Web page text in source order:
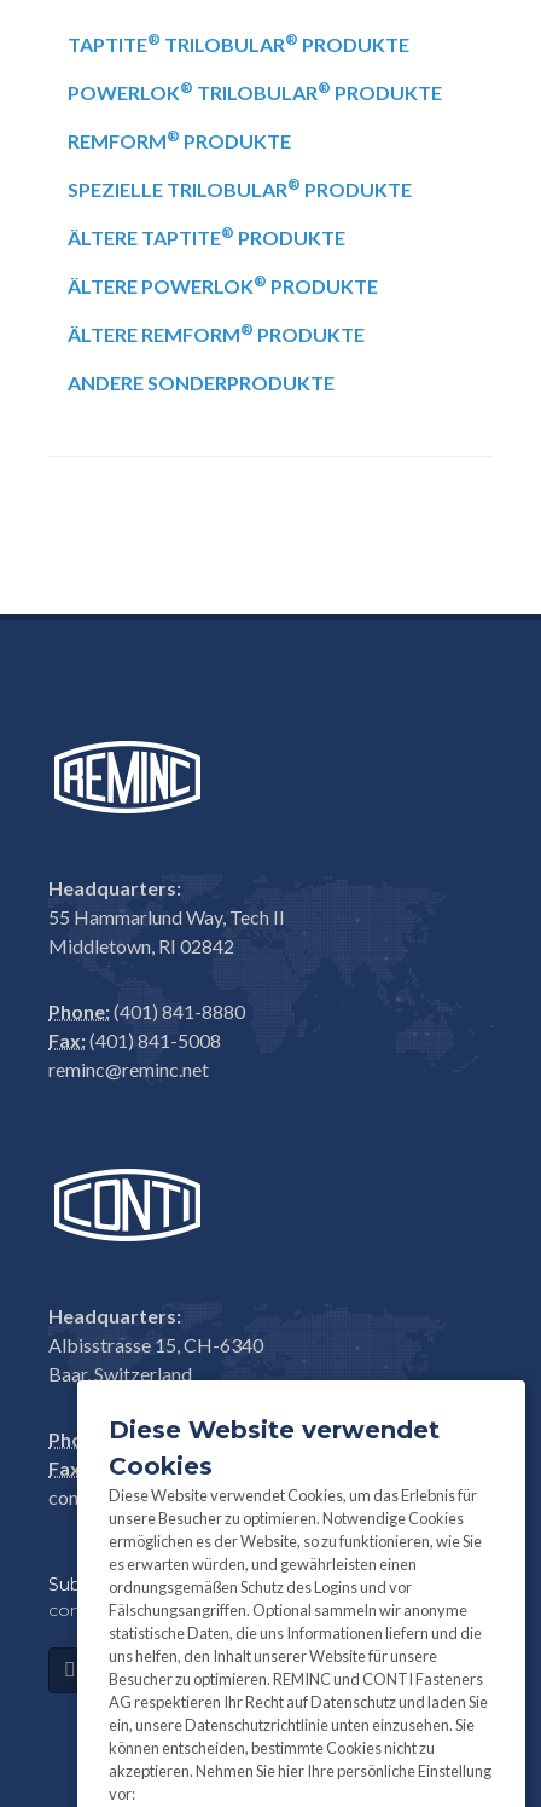
TAPTITE® TRILOBULAR® PRODUKTE
POWERLOK® TRILOBULAR® PRODUKTE
REMFORM® PRODUKTE
SPEZIELLE TRILOBULAR® PRODUKTE
ÄLTERE TAPTITE® PRODUKTE
ÄLTERE POWERLOK® PRODUKTE
ÄLTERE REMFORM® PRODUKTE
ANDERE SONDERPRODUKTE
Headquarters:
55 Hammarlund Way, Tech II
Middletown, RI 02842
Phone:(401) 841-8880
Fax:(401) 841-5008
reminc@reminc.net
Headquarters:
Albisstrasse 15, CH-6340
Baar, Switzerland
Phone: +41(0)41 761 58 22
Fax:
+41(0)41 761 30 18
conti@contifasteners.ch
Subscribeto our newsletter for product and
company information:
Subscribe
Diese Website verwendet
Cookies
Diese Website verwendet Cookies, um das Erlebnis für
unsere Besucher zu optimieren. Notwendige Cookies
ermöglichen es der Website, so zu funktionieren, wie Sie
es erwarten würden, und gewährleisten einen
ordnungsgemäßen Schutz des Logins und vor
Fälschungsangriffen. Optional sammeln wir anonyme
statistische Daten, die uns Informationen liefern und die
uns helfen, den Inhalt unserer Website für unsere
Besucher zu optimieren. REMINC und CONTI Fasteners
AG respektieren Ihr Recht auf Datenschutz und laden Sie
ein, unsere Datenschutzrichtlinie unten einzusehen. Sie
können entscheiden, bestimmte Cookies nicht zu
akzeptieren. Nehmen Sie hier Ihre persönliche Einstellung
vor: